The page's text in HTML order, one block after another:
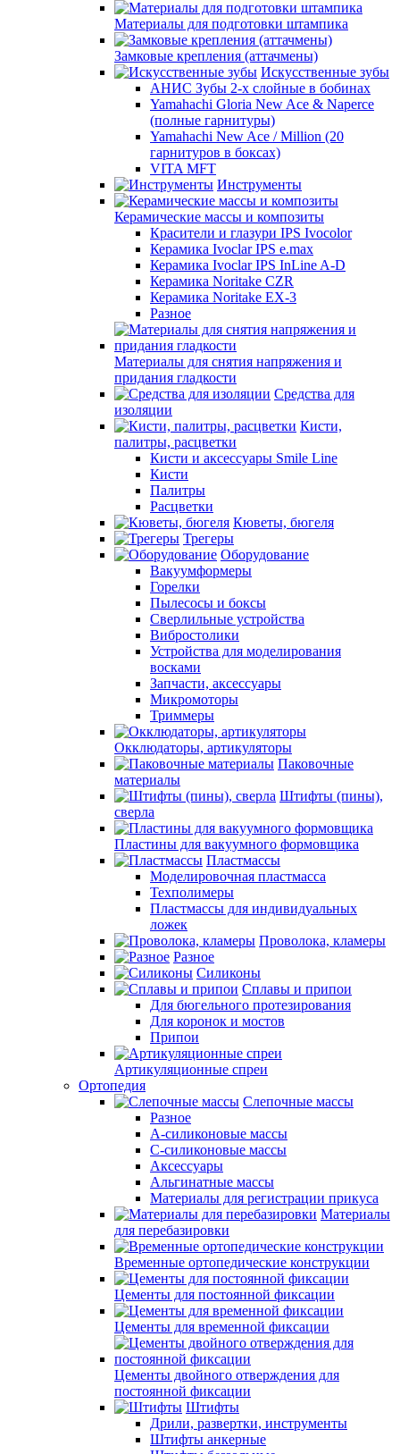
Материалы для подготовки штампика
Замковые крепления (аттачмены)
Искусственные зубы
АНИС Зубы 2-х слойные в бобинах
Yamahachi Gloria New Ace & Naperce
(полные гарнитуры)
Yamahachi New Ace / Million (20
гарнитуров в боксах)
VITA MFT
Инструменты
Керамические массы и композиты
Красители и глазури IPS Ivocolor
Керамика Ivoclar IPS e.max
Керамика Ivoclar IPS InLine A-D
Керамика Noritake CZR
Керамика Noritake EX-3
Разное
Материалы для снятия напряжения и
придания гладкости
Средства для
изоляции
Кисти,
палитры, расцветки
Кисти и аксессуары Smile Line
Кисти
Палитры
Расцветки
Кюветы, бюгеля
Трегеры
Оборудование
Вакуумформеры
Горелки
Пылесосы и боксы
Сверлильные устройства
Вибростолики
Устройства для моделирования
восками
Запчасти, аксессуары
Микромоторы
Триммеры
Окклюдаторы, артикуляторы
Паковочные
материалы
Штифты (пины),
сверла
Пластины для вакуумного формовщика
Пластмассы
Моделировочная пластмасса
Техполимеры
Пластмассы для индивидуальных
ложек
Проволока, кламеры
Разное
Силиконы
Сплавы и припои
Для бюгельного протезирования
Для коронок и мостов
Припои
Артикуляционные спреи
Ортопедия
Слепочные массы
Разное
А-силиконовые массы
С-силиконовые массы
Аксессуары
Альгинатные массы
Материалы для регистрации прикуса
Материалы
для перебазировки
Временные ортопедические конструкции
Цементы для постоянной фиксации
Цементы для временной фиксации
Цементы двойного отверждения для
постоянной фиксации
Штифты
Дрили, развертки, инструменты
Штифты анкерные